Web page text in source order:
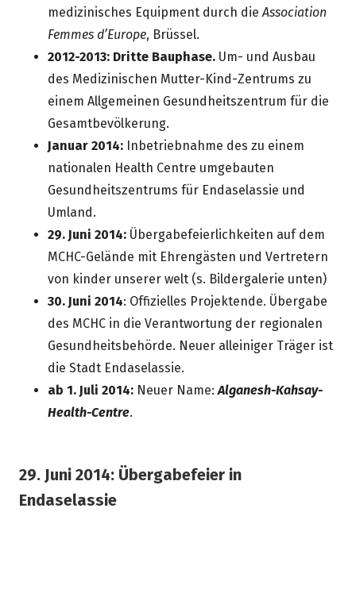
medizinisches Equipment durch die Association
Femmes d’Europe, Brüssel.
2012-2013: Dritte Bauphase. Um- und Ausbau
des Medizinischen Mutter-Kind-Zentrums zu
einem Allgemeinen Gesundheitszentrum für die
Gesamtbevölkerung.
Januar 2014: Inbetriebnahme des zu einem
nationalen Health Centre umgebauten
Gesundheitszentrums für Endaselassie und
Umland.
29. Juni 2014: Übergabefeierlichkeiten auf dem
MCHC-Gelände mit Ehrengästen und Vertretern
von kinder unserer welt (s. Bildergalerie unten)
30. Juni 2014: Offizielles Projektende. Übergabe
des MCHC in die Verantwortung der regionalen
Gesundheitsbehörde. Neuer alleiniger Träger ist
die Stadt Endaselassie.
ab 1. Juli 2014: Neuer Name:Alganesh-Kahsay-
Health-Centre.
29. Juni 2014: Übergabefeier in
Endaselassie